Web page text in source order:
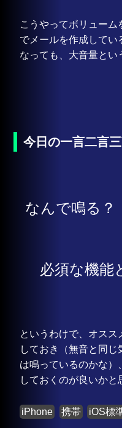
こうやってボリュー
でメールを作成してい
なっても、大音量とい
今日の一言二言
なんで鳴る
必須な機
というわけで、オスス
しておき（無音と同じ
は鳴っているのかな）
しておくのが良いかと
iPhone 携帯 iOS標